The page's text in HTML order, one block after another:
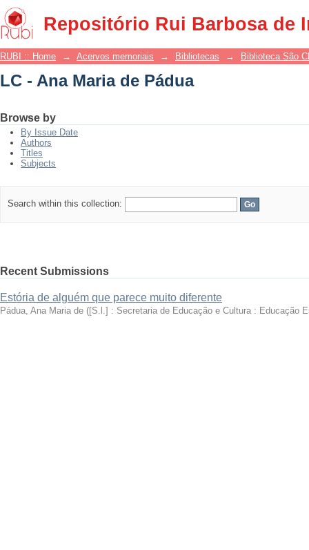
Repositório Rui Barbosa de
LC - Ana Maria de Pádua
RUBI :: Home → Acervos memoriais → Bibliotecas → Biblioteca São
LC - Ana Maria de Pádua
Browse by
By Issue Date
Authors
Titles
Subjects
Search within this collection:
Recent Submissions
Estória de alguém que parece muito diferente
Pádua, Ana Maria de ([S.l.] : Secretaria de Educação e Cultura : Educação